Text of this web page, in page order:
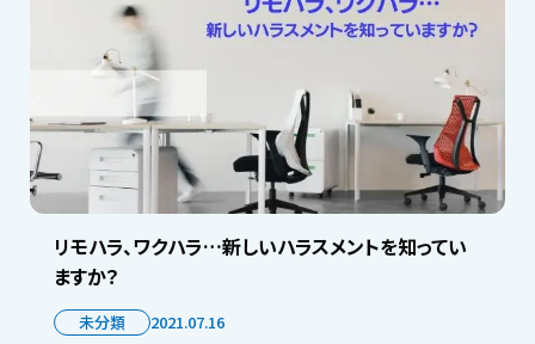
リモハラ、ワクハラ…新しいハラスメントを知ってい
ますか？
未分類 2021.07.16